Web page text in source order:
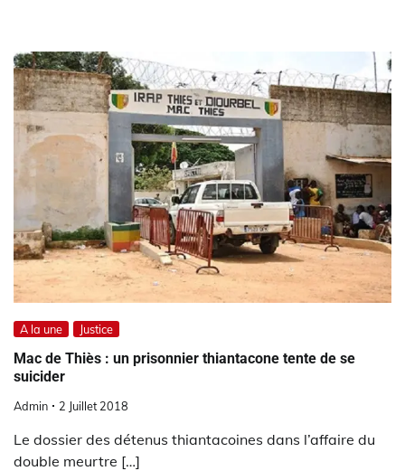
A la une Justice
Mac de Thiès : un prisonnier thiantacone tente de se
suicider
Admin 2 Juillet 2018
Le dossier des détenus thiantacoines dans l’affaire du
double meurtre […]